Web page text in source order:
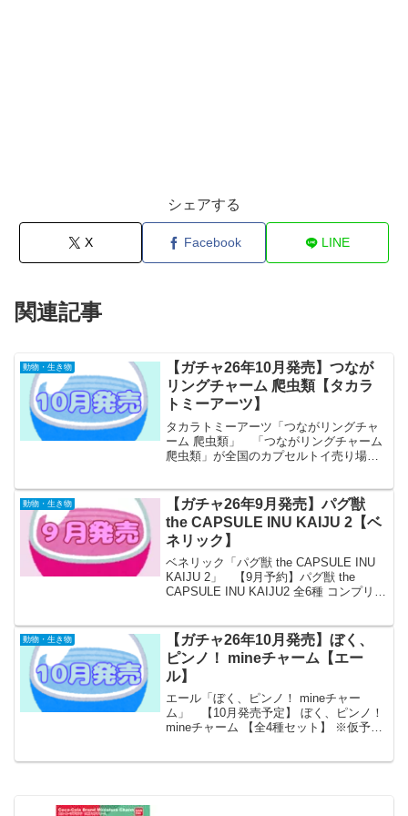
シェアする
X Facebook LINE
関連記事
動物・生き物
【ガチャ26年10月発売】つなが
リングチャーム 爬虫類【タカラ
トミーアーツ】
タカラトミーアーツ「つながリングチャ
ーム 爬虫類」 「つながリングチャーム
爬虫類」が全国のカプセルトイ売り場か
グチャーム 爬虫類 メーカータカ
ラトミーアーツ ...
動物・生き物
【ガチャ26年9月発売】パグ獣
the CAPSULE INU KAIJU 2【ベ
ネリック】
ベネリック「パグ獣 the CAPSULE INU
KAIJU 2」 【9月予約】パグ獣 the
CAPSULE INU KAIJU2 全6種 コンプリー
動物・生き物
【ガチャ26年10月発売】ぼく、
ピンノ！ mineチャーム【エー
ル】
エール「ぼく、ピンノ！ mineチャー
ム」 【10月発売予定】 ぼく、ピンノ！
mineチャーム 【全4種セット】 ※仮予約